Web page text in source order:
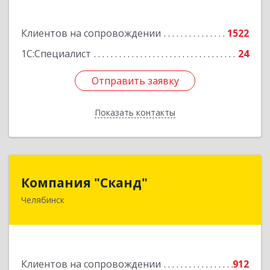
Клиентов на сопровождении
1522
1С:Специалист
24
Отправить заявку
Показать контакты
Отправить заявку
Назад
Компания "Сканд"
Челябинск
Клиентов на сопровождении
912